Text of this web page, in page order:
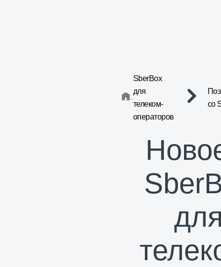
SberBox
для
телеком-
операторов
со